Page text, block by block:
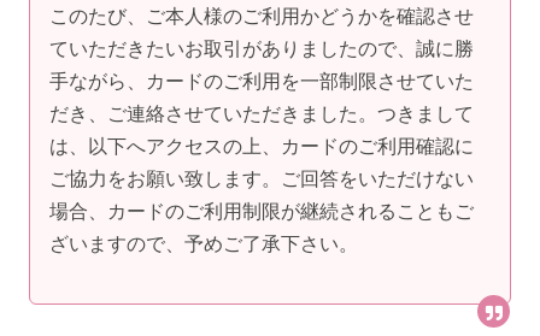
このたび、ご本人様のご利用かどうかを確認させ
ていただきたいお取引がありましたので、誠に勝
手ながら、カードのご利用を一部制限させていた
だき、ご連絡させていただきました。つきまして
は、以下へアクセスの上、カードのご利用確認に
ご協力をお願い致します。ご回答をいただけない
場合、カードのご利用制限が継続されることもご
ざいますので、予めご了承下さい。